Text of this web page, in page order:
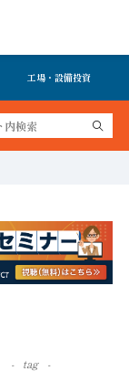
工場・設備投資
tag